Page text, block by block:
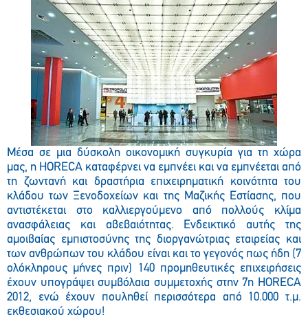
Μέσα σε μια δύσκολη οικονομική συγκυρία για τη χώρα
μας, η HORECA καταφέρνει να εμπνέει και να εμπνέεται από
τη ζωντανή και δραστήρια επιχειρηματική κοινότητα του
κλάδου των Ξενοδοχείων και της Μαζικής Εστίασης, που
αντιστέκεται στο καλλιεργούμενο από πολλούς κλίμα
ανασφάλειας και αβεβαιότητας. Ενδεικτικό αυτής της
αμοιβαίας εμπιστοσύνης της διοργανώτριας εταιρείας και
των ανθρώπων του κλάδου είναι και το γεγονός πως ήδη (7
ολόκληρους μήνες πριν) 140 προμηθευτικές επιχειρήσεις
έχουν υπογράψει συμβόλαια συμμετοχής στην 7η HORECA
2012, ενώ έχουν πουληθεί περισσότερα από 10.000 τ.μ.
εκθεσιακού χώρου!